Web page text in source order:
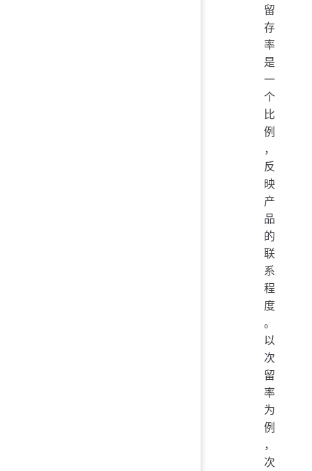
留
存
率
是
一
个
比
例
，
反
映
产
品
的
联
系
程
度
。
以
次
留
率
为
例
，
次